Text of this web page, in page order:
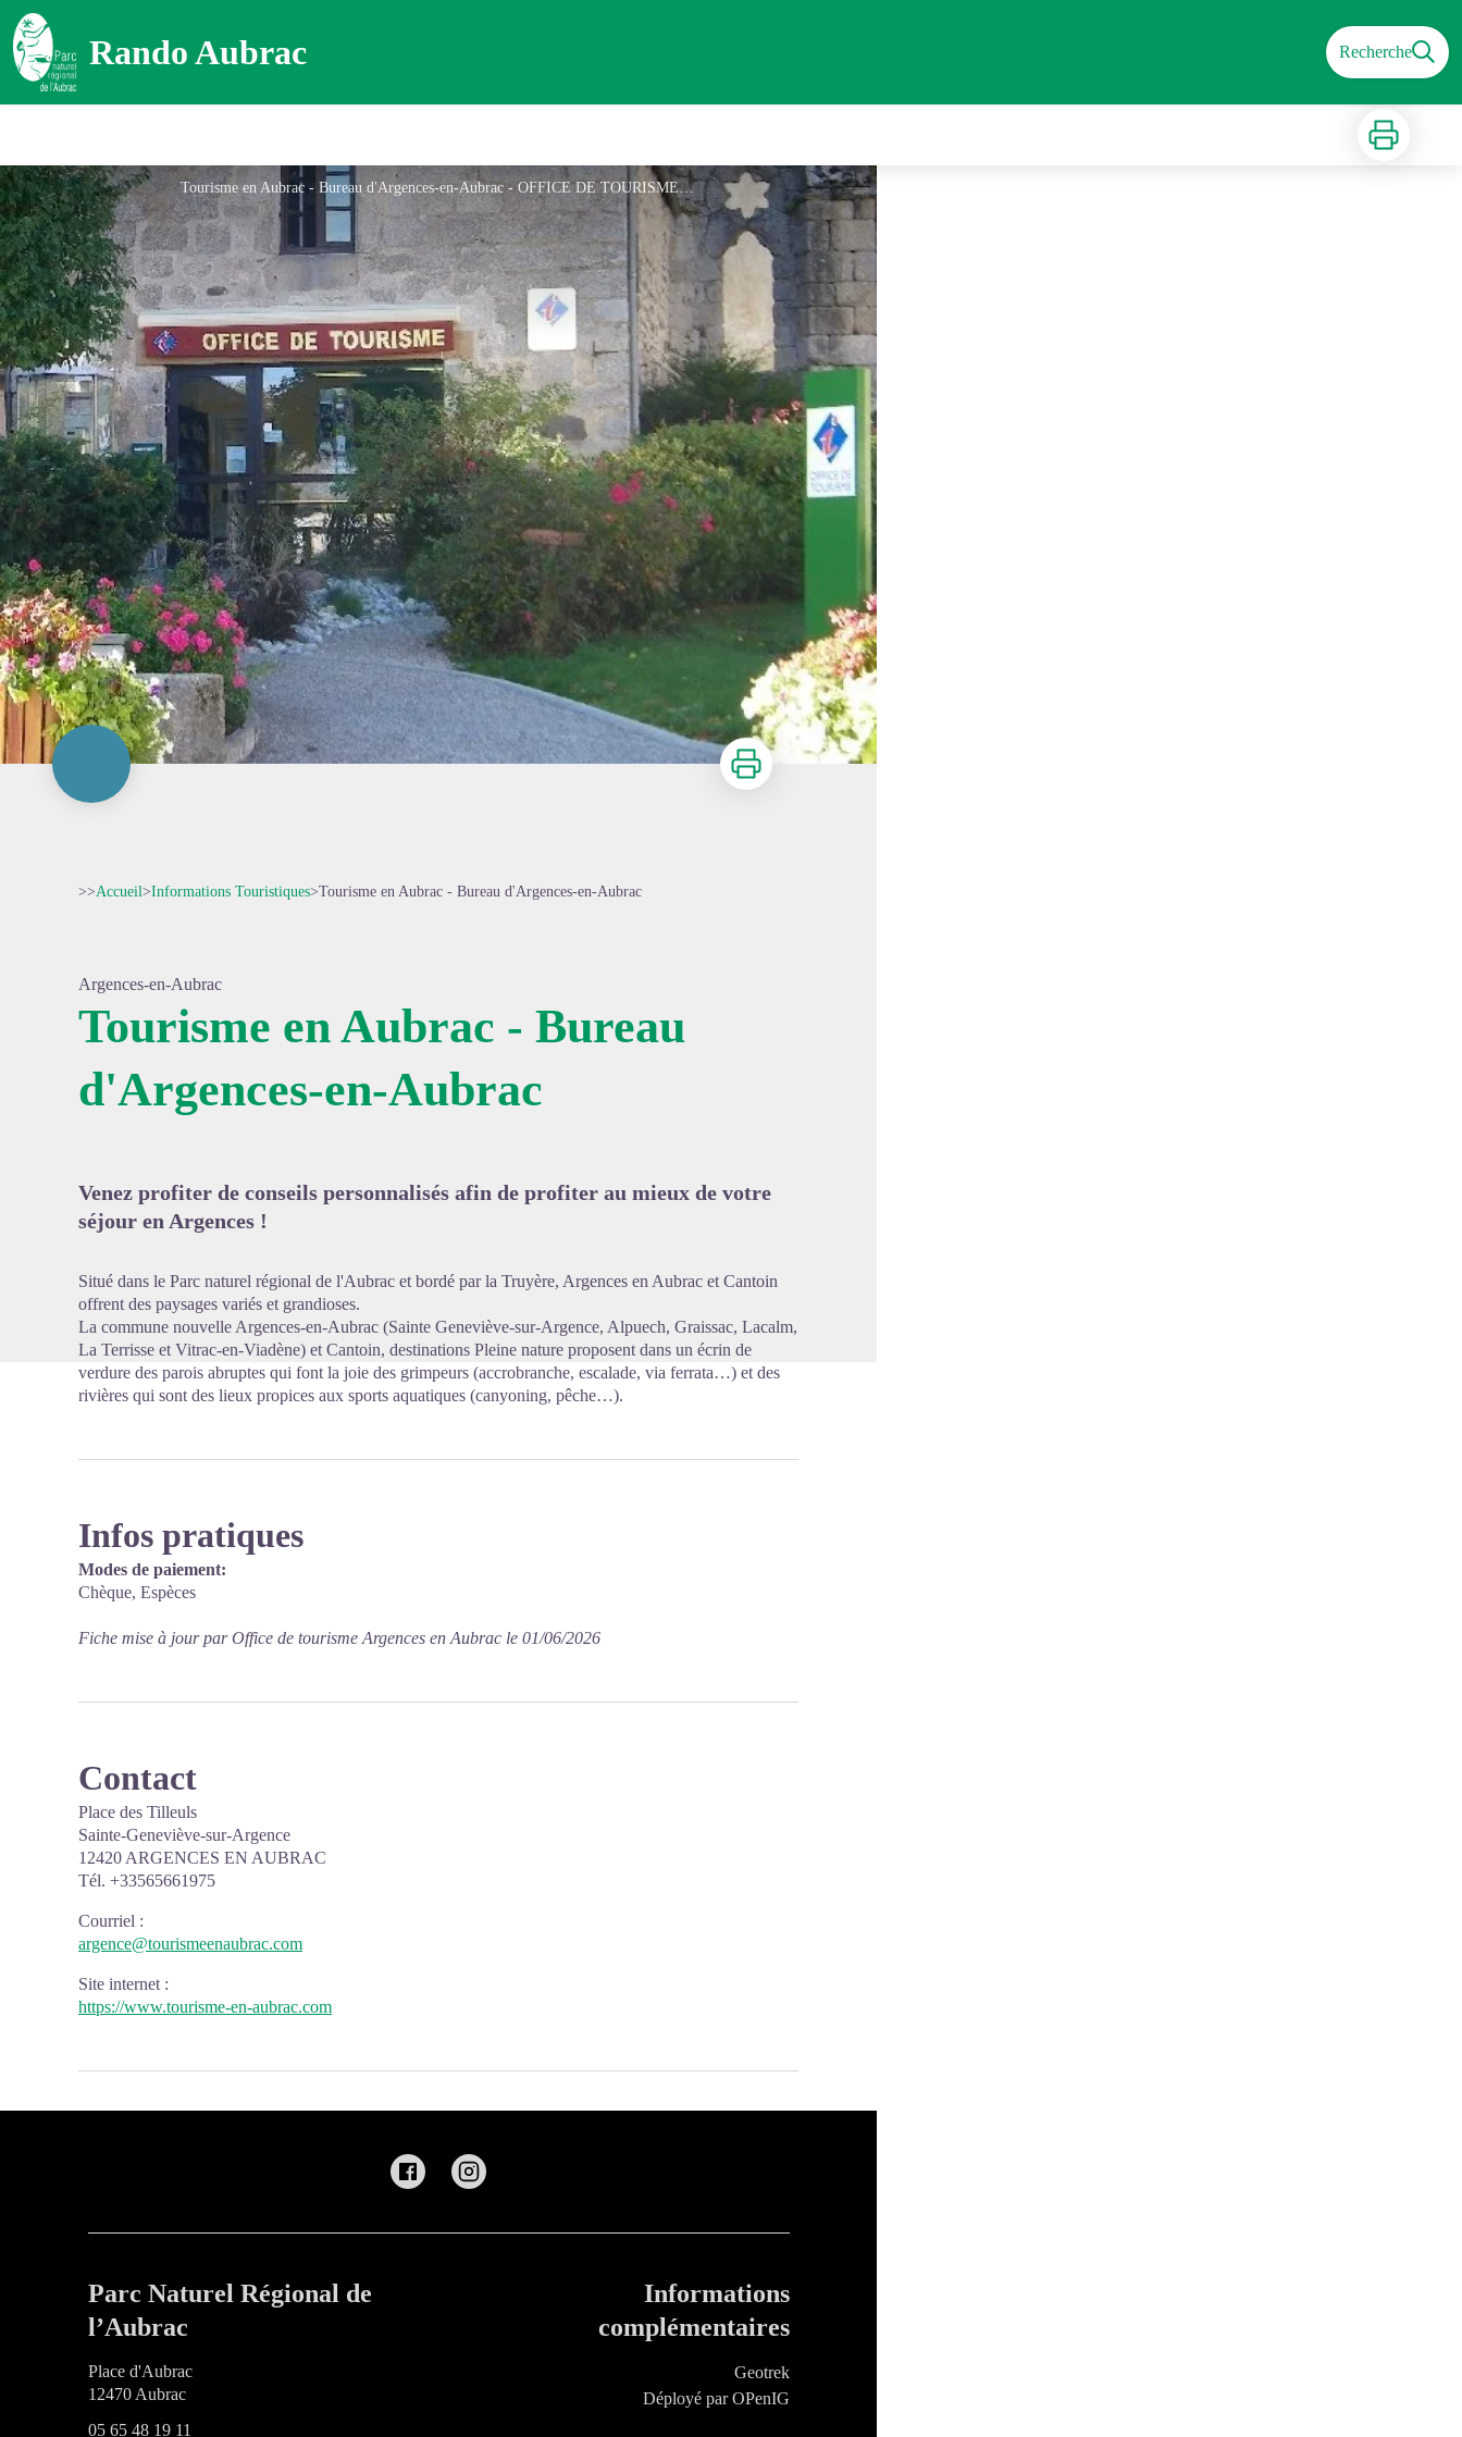
Rando Aubrac Recherche
Imprimer
Tourisme en Aubrac - Bureau d'Argences-en-Aubrac - OFFICE DE TOURISME Argences en Aubrac
Voir l'image en plein écran
Imprimer
>>Accueil>Informations Touristiques>Tourisme en Aubrac - Bureau d'Argences-en-Aubrac
Argences-en-Aubrac
Tourisme en Aubrac - Bureau
d'Argences-en-Aubrac
Venez profiter de conseils personnalisés afin de profiter au mieux de votre
séjour en Argences !
Situé dans le Parc naturel régional de l'Aubrac et bordé par la Truyère, Argences en Aubrac et Cantoin
offrent des paysages variés et grandioses.
La commune nouvelle Argences-en-Aubrac (Sainte Geneviève-sur-Argence, Alpuech, Graissac, Lacalm,
La Terrisse et Vitrac-en-Viadène) et Cantoin, destinations Pleine nature proposent dans un écrin de
verdure des parois abruptes qui font la joie des grimpeurs (accrobranche, escalade, via ferrata…) et des
rivières qui sont des lieux propices aux sports aquatiques (canyoning, pêche…).
Infos pratiques
Modes de paiement:
Chèque, Espèces
Fiche mise à jour par Office de tourisme Argences en Aubrac le 01/06/2026
Contact
Place des Tilleuls
Sainte-Geneviève-sur-Argence
12420 ARGENCES EN AUBRAC
Tél. +33565661975
Courriel :
argence@tourismeenaubrac.com
Site internet :
https://www.tourisme-en-aubrac.com
Parc Naturel Régional de
l’Aubrac
Place d'Aubrac
12470 Aubrac
05 65 48 19 11
Informations
complémentaires
Geotrek
Déployé par OPenIG